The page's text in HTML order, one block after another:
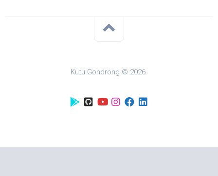
Kutu Gondrong © 2026.